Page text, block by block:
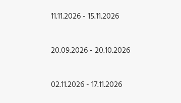
11.11.2026 - 15.11.2026
20.09.2026 - 20.10.2026
02.11.2026 - 17.11.2026